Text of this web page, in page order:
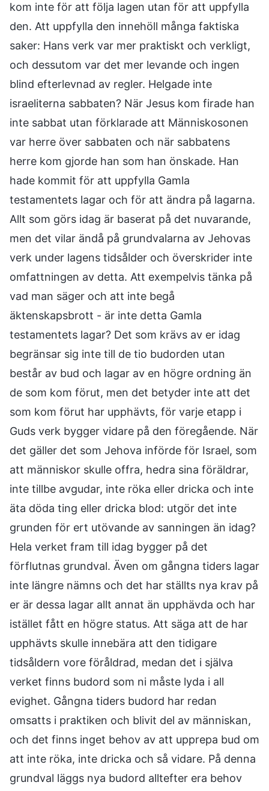
kom inte för att följa lagen utan för att uppfylla
den. Att uppfylla den innehöll många faktiska
saker: Hans verk var mer praktiskt och verkligt,
och dessutom var det mer levande och ingen
blind efterlevnad av regler. Helgade inte
israeliterna sabbaten? När Jesus kom firade han
inte sabbat utan förklarade att Människosonen
var herre över sabbaten och när sabbatens
herre kom gjorde han som han önskade. Han
hade kommit för att uppfylla Gamla
testamentets lagar och för att ändra på lagarna.
Allt som görs idag är baserat på det nuvarande,
men det vilar ändå på grundvalarna av Jehovas
verk under lagens tidsålder och överskrider inte
omfattningen av detta. Att exempelvis tänka på
vad man säger och att inte begå
äktenskapsbrott - är inte detta Gamla
testamentets lagar? Det som krävs av er idag
begränsar sig inte till de tio budorden utan
består av bud och lagar av en högre ordning än
de som kom förut, men det betyder inte att det
som kom förut har upphävts, för varje etapp i
Guds verk bygger vidare på den föregående. När
det gäller det som Jehova införde för Israel, som
att människor skulle offra, hedra sina föräldrar,
inte tillbe avgudar, inte röka eller dricka och inte
äta döda ting eller dricka blod: utgör det inte
grunden för ert utövande av sanningen än idag?
Hela verket fram till idag bygger på det
förflutnas grundval. Även om gångna tiders lagar
inte längre nämns och det har ställts nya krav på
er är dessa lagar allt annat än upphävda och har
istället fått en högre status. Att säga att de har
upphävts skulle innebära att den tidigare
tidsåldern vore föråldrad, medan det i själva
verket finns budord som ni måste lyda i all
evighet. Gångna tiders budord har redan
omsatts i praktiken och blivit del av människan,
och det finns inget behov av att upprepa bud om
att inte röka, inte dricka och så vidare. På denna
grundval läggs nya budord alltefter era behov